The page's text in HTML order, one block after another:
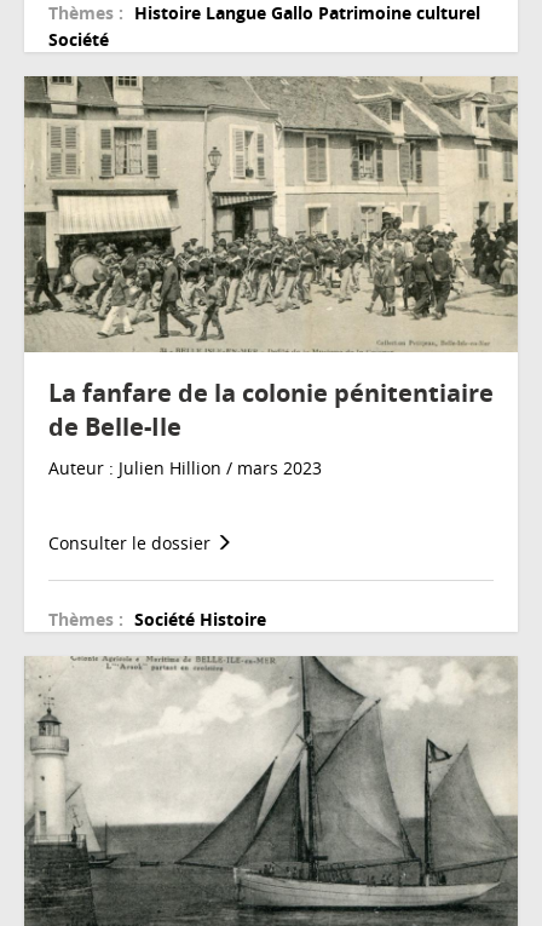
Thèmes : Histoire Langue Gallo Patrimoine culturel
Société
La fanfare de la colonie pénitentiaire
de Belle-Ile
Auteur : Julien Hillion / mars 2023
Consulter le dossier
Thèmes : Société Histoire